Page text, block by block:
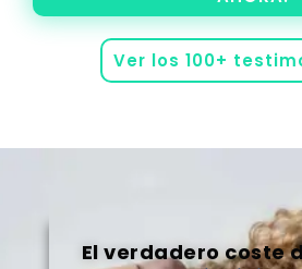
Ver los 100+
El verdadero coste